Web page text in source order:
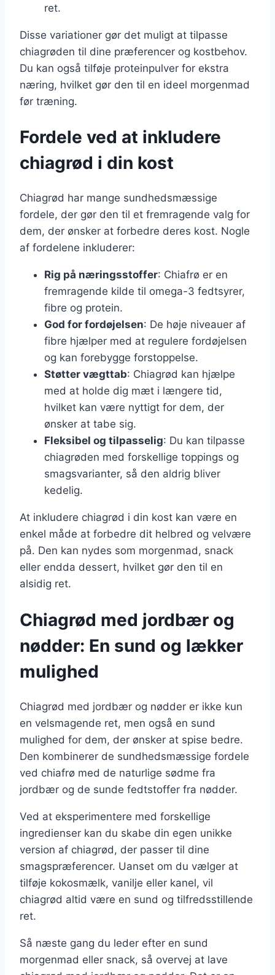
ret.
Disse variationer gør det muligt at tilpasse
chiagrøden til dine præferencer og kostbehov.
Du kan også tilføje proteinpulver for ekstra
næring, hvilket gør den til en ideel morgenmad
før træning.
Fordele ved at inkludere
chiagrød i din kost
Chiagrød har mange sundhedsmæssige
fordele, der gør den til et fremragende valg for
dem, der ønsker at forbedre deres kost. Nogle
af fordelene inkluderer:
Rig på næringsstoffer: Chiafrø er en
fremragende kilde til omega-3 fedtsyrer,
fibre og protein.
God for fordøjelsen: De høje niveauer af
fibre hjælper med at regulere fordøjelsen
og kan forebygge forstoppelse.
Støtter vægttab: Chiagrød kan hjælpe
med at holde dig mæt i længere tid,
hvilket kan være nyttigt for dem, der
ønsker at tabe sig.
Fleksibel og tilpasselig: Du kan tilpasse
chiagrøden med forskellige toppings og
smagsvarianter, så den aldrig bliver
kedelig.
At inkludere chiagrød i din kost kan være en
enkel måde at forbedre dit helbred og velvære
på. Den kan nydes som morgenmad, snack
eller endda dessert, hvilket gør den til en
alsidig ret.
Chiagrød med jordbær og
nødder: En sund og lækker
mulighed
Chiagrød med jordbær og nødder er ikke kun
en velsmagende ret, men også en sund
mulighed for dem, der ønsker at spise bedre.
Den kombinerer de sundhedsmæssige fordele
ved chiafrø med de naturlige sødme fra
jordbær og de sunde fedtstoffer fra nødder.
Ved at eksperimentere med forskellige
ingredienser kan du skabe din egen unikke
version af chiagrød, der passer til dine
smagspræferencer. Uanset om du vælger at
tilføje kokosmælk, vanilje eller kanel, vil
chiagrød altid være en sund og tilfredsstillende
ret.
Så næste gang du leder efter en sund
morgenmad eller snack, så overvej at lave